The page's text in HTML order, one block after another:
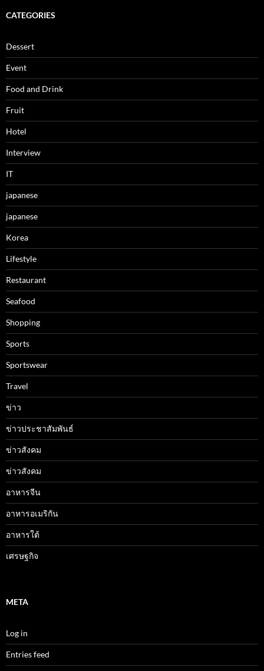
CATEGORIES
Dessert
Event
Food and Drink
Fruit
Hotel
Interview
IT
japanese
japanese
Korea
Lifestyle
Restaurant
Seafood
Shopping
Sports
Sportswear
Travel
ข่าว
ข่าวประชาสัมพันธ์
ข่าวสังคม
ข่าวสังคม
อาหารจีน
อาหารอเมริกัน
อาหารใต้
เศรษฐกิจ
META
Log in
Entries feed